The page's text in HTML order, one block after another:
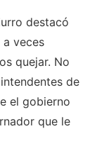
destacó
a veces
quejar. No
de
el gobierno
que le